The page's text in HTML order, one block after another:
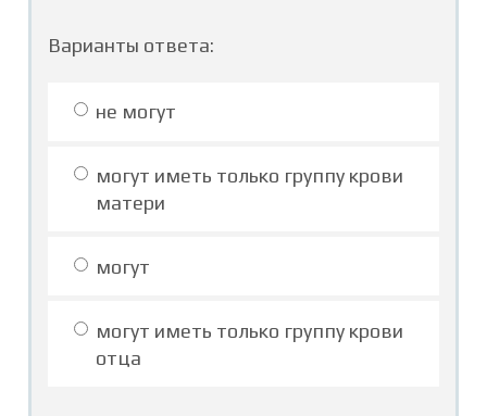
Варианты ответа:
не могут
могут иметь только группу крови
матери
могут
могут иметь только группу крови
отца